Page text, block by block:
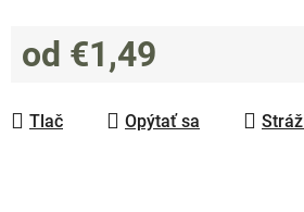
od €1,49
Tlač
Opýtať sa